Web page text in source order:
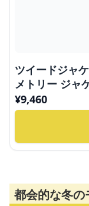
ツイードジャ
メトリー ジャ
¥9,460
都会的な冬の